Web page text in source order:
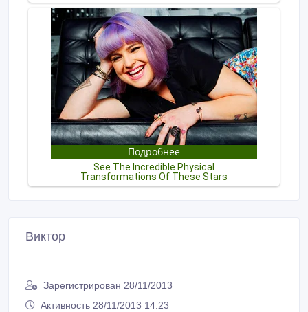
Виктор
Зарегистрирован 28/11/2013
Активность 28/11/2013 14:23